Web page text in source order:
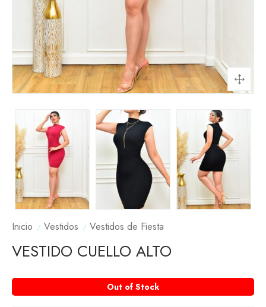
Inicio Vestidos Vestidos de Fiesta
VESTIDO CUELLO ALTO
Out of Stock